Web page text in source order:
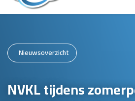
Nieuwsoverzicht
NVKL tijdens